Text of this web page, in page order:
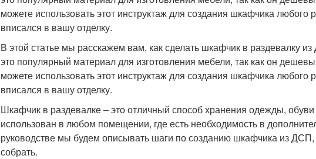
можете использовать этот инструктаж для создания шкафчика
вписался в вашу отделку.
В этой статье мы расскажем вам, как сделать шкафчик в раздевалку
это популярный материал для изготовления мебели, так как он
можете использовать этот инструктаж для создания шкафчика
вписался в вашу отделку.
Шкафчик в раздевалке – это отличный способ хранения одежды,
использован в любом помещении, где есть необходимость в
руководстве мы будем описывать шаги по созданию шкафчика из
собрать.